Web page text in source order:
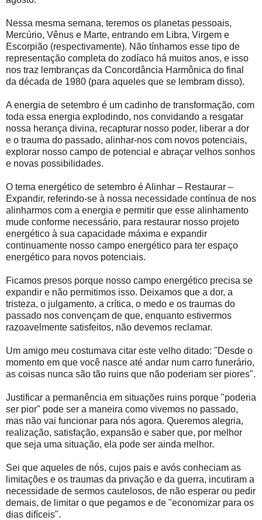
Nessa mesma semana, teremos os planetas pessoais,
Mercúrio, Vênus e Marte, entrando em Libra, Virgem e
Escorpião (respectivamente). Não tínhamos esse tipo de
representação completa do zodíaco há muitos anos, e isso
nos traz lembranças da Concordância Harmônica do final
da década de 1980 (para aqueles que se lembram disso).
A energia de setembro é um cadinho de transformação, com
toda essa energia explodindo, nos convidando a resgatar
nossa herança divina, recapturar nosso poder, liberar a dor
e o trauma do passado, alinhar-nos com novos potenciais,
explorar nosso campo de potencial e abraçar velhos sonhos
e novas possibilidades.
O tema energético de setembro é Alinhar – Restaurar –
Expandir, referindo-se à nossa necessidade contínua de nos
alinharmos com a energia e permitir que esse alinhamento
mude conforme necessário, para restaurar nosso projeto
energético à sua capacidade máxima e expandir
continuamente nosso campo energético para ter espaço
energético para novos potenciais.
Ficamos presos porque nosso campo energético precisa se
expandir e não permitimos isso. Deixamos que a dor, a
tristeza, o julgamento, a crítica, o medo e os traumas do
passado nos convençam de que, enquanto estivermos
razoavelmente satisfeitos, não devemos reclamar.
Um amigo meu costumava citar este velho ditado: "Desde o
momento em que você nasce até andar num carro funerário,
as coisas nunca são tão ruins que não poderiam ser piores".
Justificar a permanência em situações ruins porque "poderia
ser pior" pode ser a maneira como vivemos no passado,
mas não vai funcionar para nós agora. Queremos alegria,
realização, satisfação, expansão e saber que, por melhor
que seja uma situação, ela pode ser ainda melhor.
Sei que aqueles de nós, cujos pais e avós conheciam as
limitações e os traumas da privação e da guerra, incutiram a
necessidade de sermos cautelosos, de não esperar ou pedir
demais, de limitar o que pegamos e de "economizar para os
dias difíceis".